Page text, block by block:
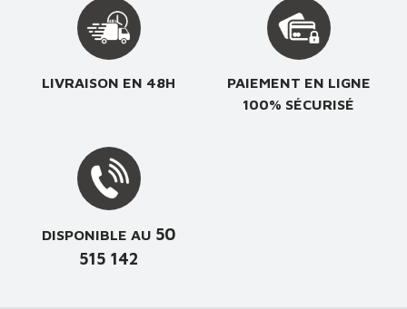
LIVRAISON EN 48H
PAIEMENT EN LIGNE
100% SÉCURISÉ
DISPONIBLE AU 50
515 142